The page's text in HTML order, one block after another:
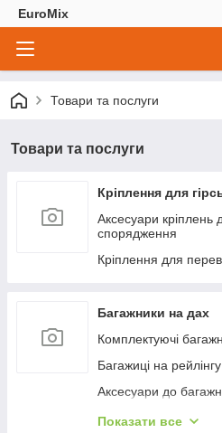
EuroMix
Товари та послуги
Товари та послуги
Кріплення для
Аксесуари кріплень
спорядження
Кріплення для
Багажники на дах
Комплектуючі
Багажиці на рейлінгу
Аксесуари до
Багажиці в штатне
Показати все